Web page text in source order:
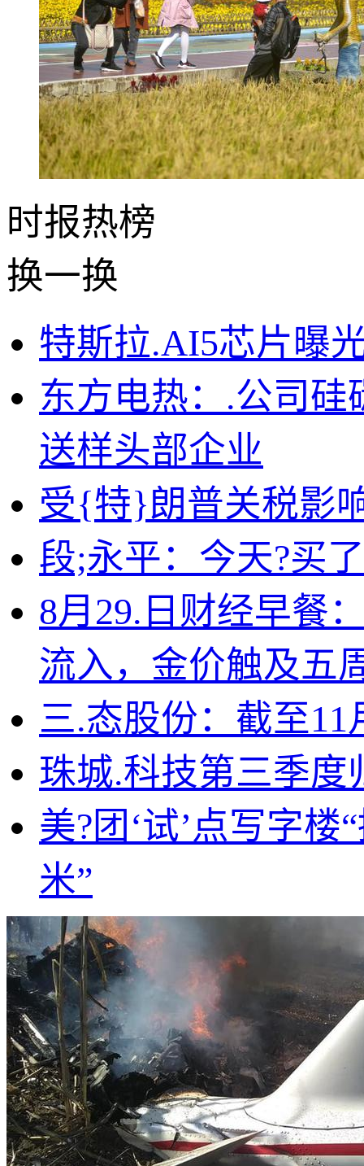
时报热榜
换一换
特斯拉.AI5芯片曝
东方电热：.公司硅
送样头部企业
受{特}朗普关税影
段;永平：今天?买
8月29.日财经早餐
流入，金价触及五
三.态股份：截至11
珠城.科技第三季度
美?团‘试’点写字
米”